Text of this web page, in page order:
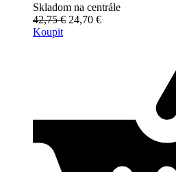
Skladom na centrále
42,75 € 24,70 €
Koupit